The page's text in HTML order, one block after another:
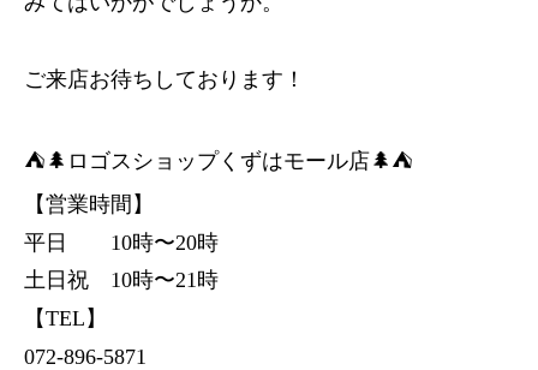
ご来店お待ちしております！
⛺️🌲ロゴスショップくずはモール店🌲⛺️
【営業時間】
平日 10時〜20時
土日祝 10時〜21時
【TEL】
072-896-5871